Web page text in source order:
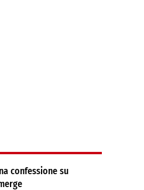
confessione su